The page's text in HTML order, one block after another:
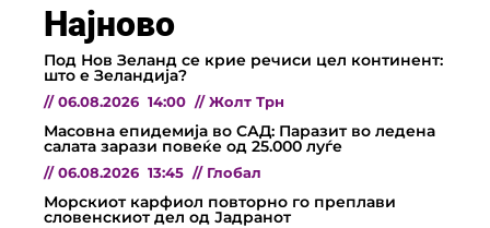
Најново
Под Нов Зеланд се крие речиси цел континент:
што е Зеландија?
// 06.08.2026 14:00 // Жолт Трн
Масовна епидемија во САД: Паразит во ледена
салата зарази повеќе од 25.000 луѓе
// 06.08.2026 13:45 // Глобал
Морскиот карфиол повторно го преплави
словенскиот дел од Јадранот